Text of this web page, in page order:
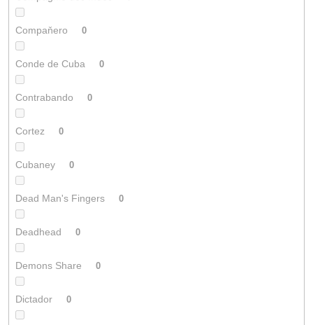
Compaňero 0
Conde de Cuba 0
Contrabando 0
Cortez 0
Cubaney 0
Dead Man's Fingers 0
Deadhead 0
Demons Share 0
Dictador 0